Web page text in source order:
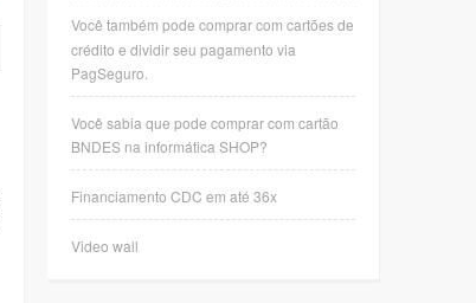
Você também pode comprar com cartões de
crédito e dividir seu pagamento via
PagSeguro.
Você sabia que pode comprar com cartão
BNDES na informática SHOP?
Financiamento CDC em até 36x
Video wall